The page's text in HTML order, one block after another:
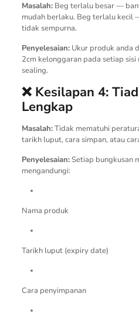
Masalah:Beg terlalu besar —
mudah berlaku. Beg terlalu kecil
tidak sempurna.
Penyelesaian:Ukur produk anda
2cm kelonggaran pada setiap
sealing.
❌ Kesilapan 4:
Lengkap
Masalah:Tidak mematuhi
tarikh luput, cara simpan, atau
Penyelesaian:Setiap bungkusan
mengandungi:
Nama produk
Tarikh luput (expiry date)
Cara penyimpanan